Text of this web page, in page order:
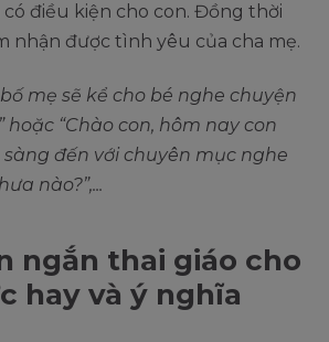
có điều kiện cho con. Đồng thời
nhận được tình yêu của cha mẹ.
mẹ sẽ kể cho bé nghe chuyện
hoặc “Chào con, hôm nay con
đến với chuyên mục nghe
nào?”,...
ngắn thai giáo cho
hay và ý nghĩa